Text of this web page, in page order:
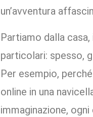
un’avventura
Partiamo dalla
particolari: spesso,
Per esempio,
online in una
immaginazione,